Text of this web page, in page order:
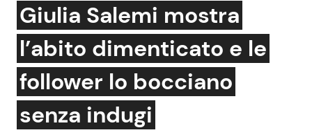
News e Cronaca
Attualità Italiana
Gossip e TV
Bellezze VIP
Giulia Salemi mostra
l’abito dimenticato e le
follower lo bocciano
senza indugi